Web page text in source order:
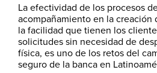
La efectividad de los procesos
acompañamiento en la creación
la facilidad que tienen los
solicitudes sin necesidad de
física, es uno de los retos del
seguro de la banca en